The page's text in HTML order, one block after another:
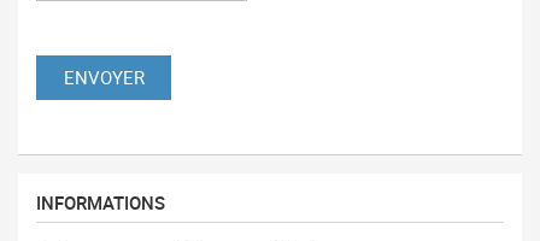
INFORMATIONS